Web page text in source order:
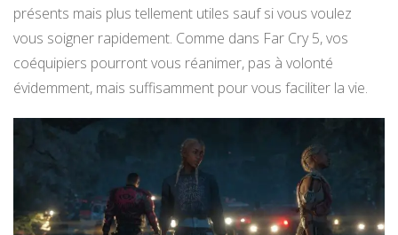
présents mais plus tellement utiles sauf si vous voulez
vous soigner rapidement. Comme dans Far Cry 5, vos
coéquipiers pourront vous réanimer, pas à volonté
évidemment, mais suffisamment pour vous faciliter la vie.